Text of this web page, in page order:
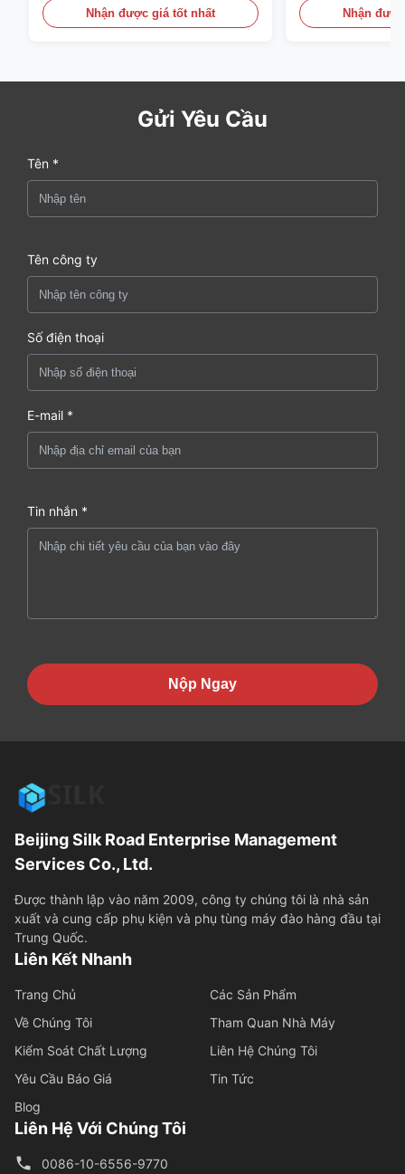
Nhận được giá tốt nhất
(Thiết bị chống
Nhận
Gửi Yêu Cầu
Tên *
Tên công ty
Số điện thoại
E-mail *
Tin nhắn *
Nộp Ngay
Beijing Silk Road Enterprise Management
Services Co., Ltd.
Được thành lập vào năm 2009, công ty chúng tôi là nhà sản
xuất và cung cấp phụ kiện và phụ tùng máy đào hàng đầu tại
Trung Quốc.
Liên Kết Nhanh
Trang Chủ
Các Sản Phẩm
Về Chúng Tôi
Tham Quan Nhà Máy
Kiểm Soát Chất Lượng
Liên Hệ Chúng Tôi
Yêu Cầu Báo Giá
Tin Tức
Blog
Liên Hệ Với Chúng Tôi
0086-10-6556-9770